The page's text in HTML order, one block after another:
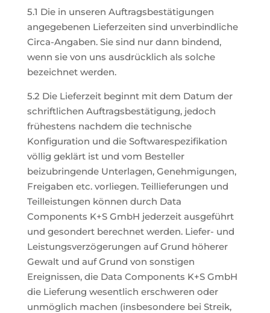
5.1 Die in unseren Auftragsbestätigungen
angegebenen Lieferzeiten sind unverbindliche
Circa-Angaben. Sie sind nur dann bindend,
wenn sie von uns ausdrücklich als solche
bezeichnet werden.
5.2 Die Lieferzeit beginnt mit dem Datum der
schriftlichen Auftragsbestätigung, jedoch
frühestens nachdem die technische
Konfiguration und die Softwarespezifikation
völlig geklärt ist und vom Besteller
beizubringende Unterlagen, Genehmigungen,
Freigaben etc. vorliegen. Teillieferungen und
Teilleistungen können durch Data
Components K+S GmbH jederzeit ausgeführt
und gesondert berechnet werden. Liefer- und
Leistungsverzögerungen auf Grund höherer
Gewalt und auf Grund von sonstigen
Ereignissen, die Data Components K+S GmbH
die Lieferung wesentlich erschweren oder
unmöglich machen (insbesondere bei Streik,